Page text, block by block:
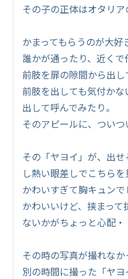
その子の正体はオタリア
かまってもらうのが大好
誰かが通ったり、近く
前肢を扉の隙間から出し
前肢を出しても気付か
出して呼んでみたり。
そのアピールに、ついつ
その「ヤヨイ」が、出
し熱い眼差しでこちらを
かわいすぎて胸キュンで
かわいいけど、挟まっ
ないかがちょっと心配・
その時の写真が撮れなか
別の時間に撮った「ヤ